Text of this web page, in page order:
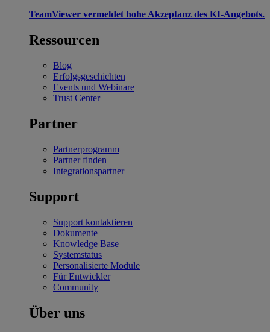
TeamViewer vermeldet hohe Akzeptanz des KI-Angebots.
Ressourcen
Blog
Erfolgsgeschichten
Events und Webinare
Trust Center
Partner
Partnerprogramm
Partner finden
Integrationspartner
Support
Support kontaktieren
Dokumente
Knowledge Base
Systemstatus
Personalisierte Module
Für Entwickler
Community
Über uns